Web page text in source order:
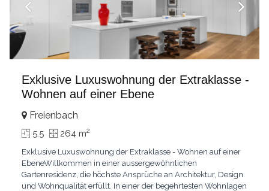
Exklusive Luxuswohnung der Extraklasse -
Wohnen auf einer Ebene
Freienbach
5.5 264 m2
Exklusive Luxuswohnung der Extraklasse - Wohnen auf einer
EbeneWillkommen in einer aussergewöhnlichen
Gartenresidenz, die höchste Ansprüche an Architektur, Design
und Wohnqualität erfüllt. In einer der begehrtesten Wohnlagen